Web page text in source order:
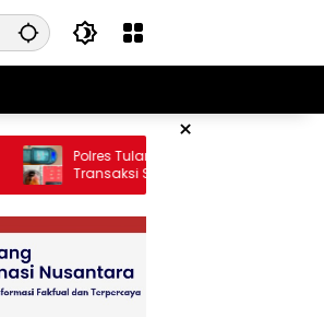
×
Polres Tulang Bawang Gagalkan
Transaksi Sabu, Satu Pelaku Diamankan